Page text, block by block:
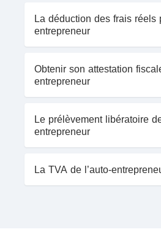
La déduction des frais réels
entrepreneur
Obtenir son attestation
entrepreneur
Le prélèvement libératoire
entrepreneur
La TVA de l’auto-